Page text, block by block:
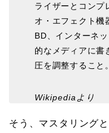
ライザーとコンプ
オ・エフェクト機
BD、インターネ
的なメディアに書
圧を調整すること 。
Wikipediaより
そう、マスタリング